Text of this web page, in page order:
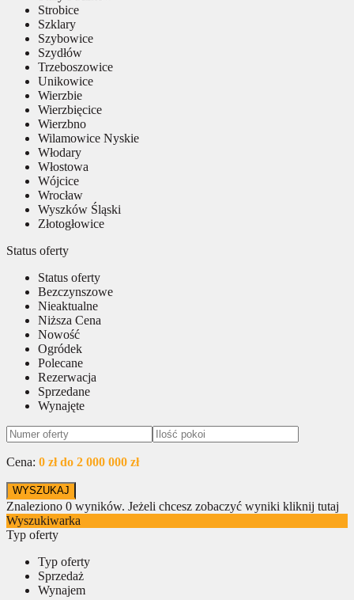
Strobice
Szklary
Szybowice
Szydłów
Trzeboszowice
Unikowice
Wierzbie
Wierzbięcice
Wierzbno
Wilamowice Nyskie
Włodary
Włostowa
Wójcice
Wrocław
Wyszków Śląski
Złotogłowice
Status oferty
Status oferty
Bezczynszowe
Nieaktualne
Niższa Cena
Nowość
Ogródek
Polecane
Rezerwacja
Sprzedane
Wynajęte
Cena: 0 zł do 2 000 000 zł
Znaleziono 0 wyników. Jeżeli chcesz zobaczyć wyniki kliknij tutaj
Wyszukiwarka
Typ oferty
Typ oferty
Sprzedaż
Wynajem